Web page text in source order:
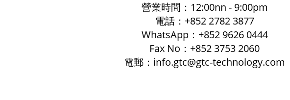
營業時間：12:00nn - 9:00pm
電話：+852 2782 3877
WhatsApp：+852 9626 0444
Fax No：+852 3753 2060
電郵：info.gtc@gtc-technology.com